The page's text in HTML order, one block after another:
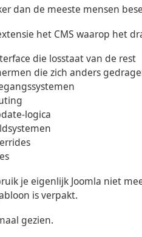
dan de meeste mensen
het CMS waarop het
die losstaat van de rest
die zich anders
logica
je eigenlijk Joomla niet
is verpakt.
gezien.